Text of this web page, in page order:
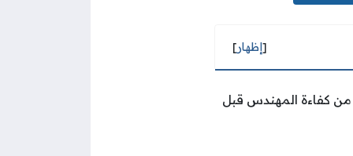
[إظهار]
من كفاءة المهندس قبل